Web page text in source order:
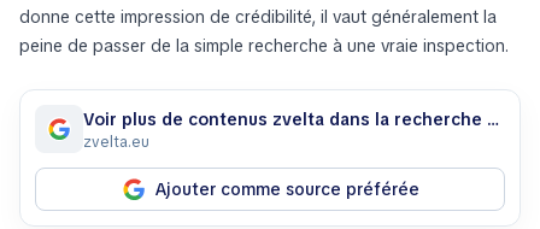
donne cette impression de crédibilité, il vaut généralement la
peine de passer de la simple recherche à une vraie inspection.
Voir plus de contenus zvelta dans la recherche Google
zvelta.eu
Ajouter comme source préférée